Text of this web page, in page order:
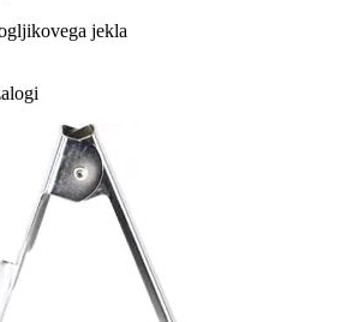
jekla